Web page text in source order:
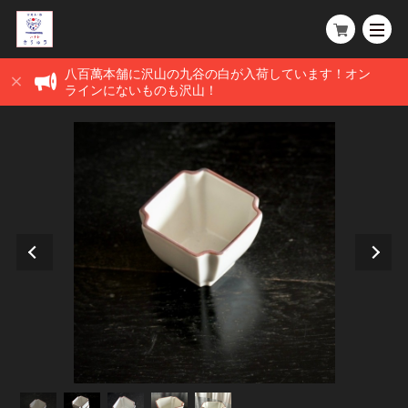
八百萬本舗に沢山の九谷の白が入荷しています！オン
ラインにないものも沢山！